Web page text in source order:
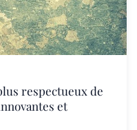
respectueux de
et